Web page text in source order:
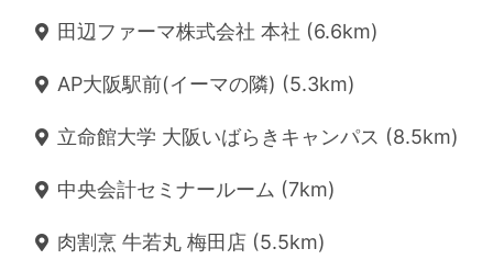
田辺ファーマ株式会社 本社 (6.6km)
AP大阪駅前(イーマの隣) (5.3km)
立命館大学 大阪いばらきキャンパス (8.5km)
中央会計セミナールーム (7km)
肉割烹 牛若丸 梅田店 (5.5km)